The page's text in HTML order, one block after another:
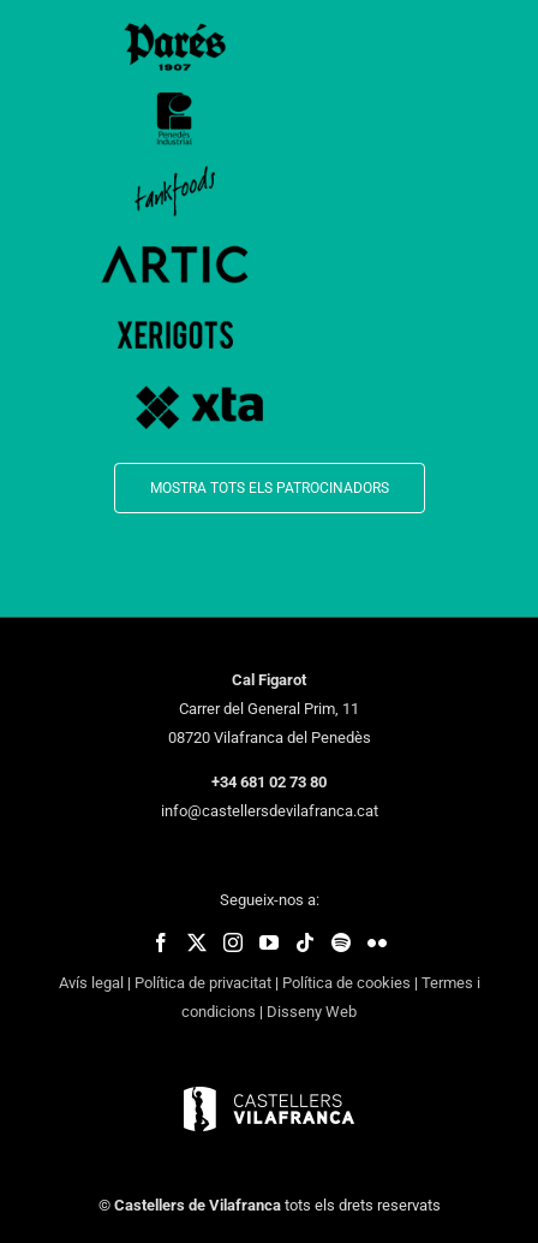
MOSTRA TOTS ELS PATROCINADORS
Cal Figarot
Carrer del General Prim, 11
08720 Vilafranca del Penedès
+34 681 02 73 80
info@castellersdevilafranca.cat
Segueix-nos a:
Avís legal | Política de privacitat| Política de cookies | Termes i
condicions | Disseny Web
© Castellers de Vilafrancatots els drets reservats